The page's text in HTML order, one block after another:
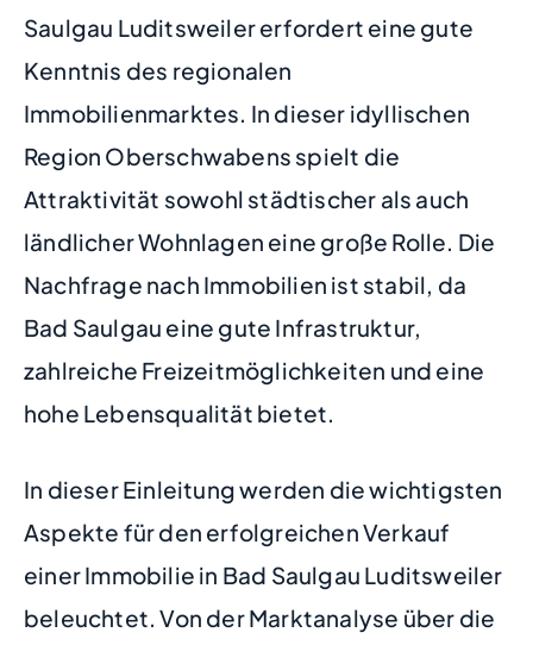
Saulgau Luditsweiler erfordert eine gute
Kenntnis des regionalen
Immobilienmarktes. In dieser idyllischen
Region Oberschwabens spielt die
Attraktivität sowohl städtischer als auch
ländlicher Wohnlagen eine große Rolle. Die
Nachfrage nach Immobilien ist stabil, da
Bad Saulgau eine gute Infrastruktur,
zahlreiche Freizeitmöglichkeiten und eine
hohe Lebensqualität bietet.
In dieser Einleitung werden die wichtigsten
Aspekte für den erfolgreichen Verkauf
einer Immobilie in Bad Saulgau Luditsweiler
beleuchtet. Von der Marktanalyse über die